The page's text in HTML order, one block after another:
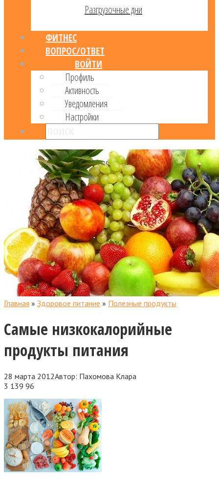
Разгрузочные дни
ФИТНЕС
ВОПРОС/ОТВЕТ
ВОЙТИ
Профиль
Активность
Уведомления
Настройки
Главная » Здоровое питание » Полезные продукты
Самые низкокалорийные
продукты питания
28 марта 2012Автор: Пахомова Клара
3 139 96